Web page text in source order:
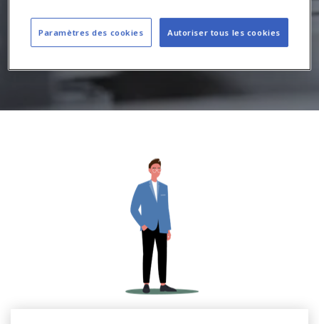
Apprendre encore plus
Paramètres des cookies Autoriser tous les cookies